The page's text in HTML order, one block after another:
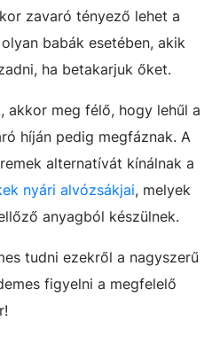
zavaró tényező lehet a
babák esetében, akik
ha betakarjuk őket.
akkor meg félő, hogy lehűl a
híján pedig megfáznak. A
alternatívát kínálnak a
nyári alvózsákjai, melyek
anyagból készülnek.
tudni ezekről a nagyszerű
figyelni a megfelelő